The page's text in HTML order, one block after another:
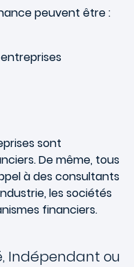
peuvent être :
sont
De même, tous
à des consultants
les sociétés
financiers.
Indépendant ou